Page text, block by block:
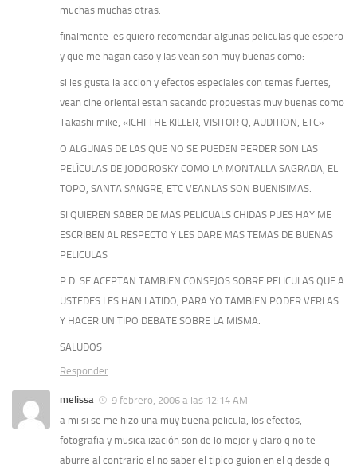
muchas muchas otras.
finalmente les quiero recomendar algunas peliculas que espero
y que me hagan caso y las vean son muy buenas como:
si les gusta la accion y efectos especiales con temas fuertes,
vean cine oriental estan sacando propuestas muy buenas como
Takashi mike, «ICHI THE KILLER, VISITOR Q, AUDITION, ETC»
O ALGUNAS DE LAS QUE NO SE PUEDEN PERDER SON LAS
PELÍCULAS DE JODOROSKY COMO LA MONTALLA SAGRADA, EL
TOPO, SANTA SANGRE, ETC VEANLAS SON BUENISIMAS.
SI QUIEREN SABER DE MAS PELICUALS CHIDAS PUES HAY ME
ESCRIBEN AL RESPECTO Y LES DARE MAS TEMAS DE BUENAS
PELICULAS
P.D. SE ACEPTAN TAMBIEN CONSEJOS SOBRE PELICULAS QUE A
USTEDES LES HAN LATIDO, PARA YO TAMBIEN PODER VERLAS
Y HACER UN TIPO DEBATE SOBRE LA MISMA.
SALUDOS
Responder
melissa
9 febrero, 2006 a las 12:14 AM
a mi si se me hizo una muy buena pelicula, los efectos,
fotografia y musicalización son de lo mejor y claro q no te
aburre al contrario el no saber el tipico guion en el q desde q